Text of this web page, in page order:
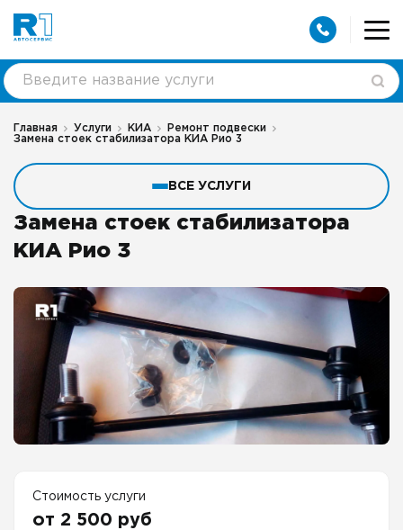
Главная Услуги КИА
Ремонт подвески
Замена стоек стабилизатора КИА Рио 3
ВСЕ УСЛУГИ
Замена стоек стабилизатора
КИА Рио 3
Стоимость услуги
от 2 500 руб